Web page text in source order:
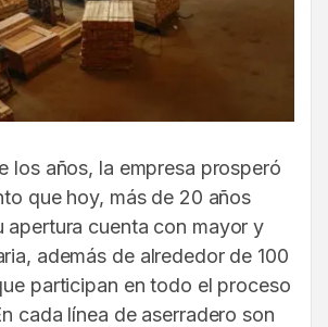
los años, la empresa prosperó
que hoy, más de 20 años
apertura cuenta con mayor y
además de alrededor de 100
participan en todo el proceso
cada línea de aserradero son